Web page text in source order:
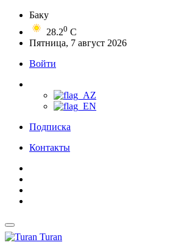
Баку
28.20 C
Пятница, 7 август 2026
Войти
Подписка
Контакты
Turan